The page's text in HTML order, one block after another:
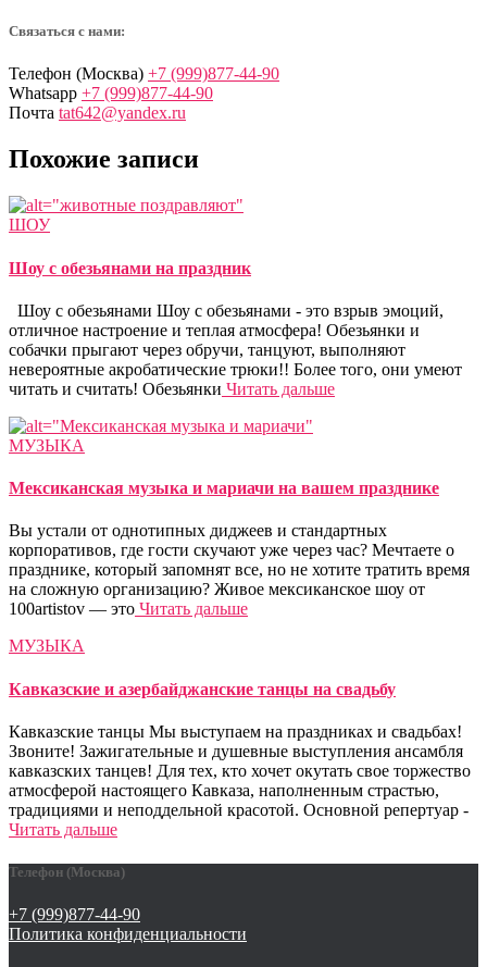
Связаться с нами:
Телефон (Москва) +7 (999)877-44-90
Whatsapp +7 (999)877-44-90
Почта tat642@yandex.ru
Похожие записи
ШОУ
Шоу с обезьянами на праздник
Шоу с обезьянами Шоу с обезьянами - это взрыв эмоций,
отличное настроение и теплая атмосфера! Обезьянки и
собачки прыгают через обручи, танцуют, выполняют
невероятные акробатические трюки!! Более того, они умеют
читать и считать! Обезьянки Читать дальше
МУЗЫКА
Мексиканская музыка и мариачи на вашем празднике
Вы устали от однотипных диджеев и стандартных
корпоративов, где гости скучают уже через час? Мечтаете о
празднике, который запомнят все, но не хотите тратить время
на сложную организацию? Живое мексиканское шоу от
100artistov — это Читать дальше
МУЗЫКА
Кавказские и азербайджанские танцы на свадьбу
Кавказские танцы Мы выступаем на праздниках и свадьбах!
Звоните! Зажигательные и душевные выступления ансамбля
кавказских танцев! Для тех, кто хочет окутать свое торжество
атмосферой настоящего Кавказа, наполненным страстью,
традициями и неподдельной красотой. Основной репертуар -
Читать дальше
Телефон (Москва)
+7 (999)877-44-90
Политика конфиденциальности